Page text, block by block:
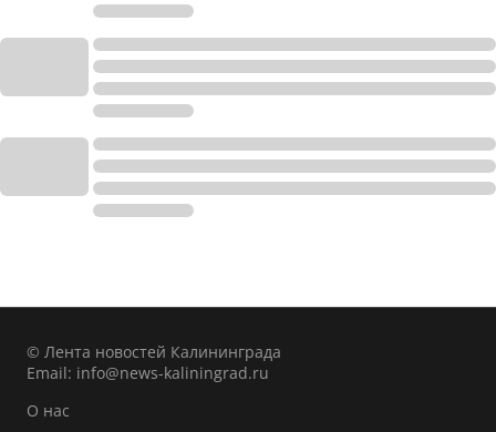
© Лента новостей Калининграда
Email: info@news-kaliningrad.ru
О нас